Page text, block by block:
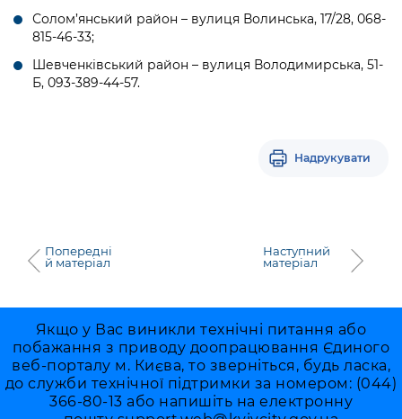
Солом’янський район – вулиця Волинська, 17/28, 068-
815-46-33;
Шевченківський район – вулиця Володимирська, 51-
Б, 093-389-44-57.
Надрукувати
Попередні
й матеріал
Наступний
матеріал
Якщо у Вас виникли технічні питання або
побажання з приводу доопрацювання Єдиного
веб-порталу м. Києва, то зверніться, будь ласка,
до служби технічної підтримки за номером: (044)
366-80-13 або напишіть на електронну